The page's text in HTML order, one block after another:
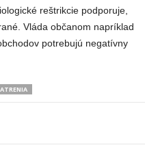
reštrikcie podporuje,
Vláda občanom napríklad
potrebujú negatívny